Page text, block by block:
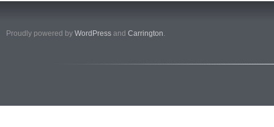
Proudly powered by WordPress and Carrington